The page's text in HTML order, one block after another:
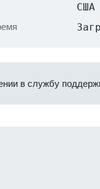
США
в службу